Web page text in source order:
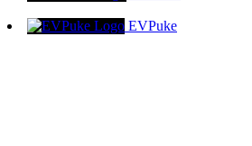
EVPuke